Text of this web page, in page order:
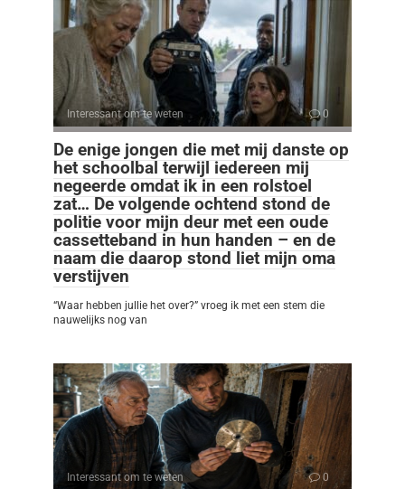
Interessant om te weten 0
De enige jongen die met mij danste op
het schoolbal terwijl iedereen mij
negeerde omdat ik in een rolstoel
zat… De volgende ochtend stond de
politie voor mijn deur met een oude
cassetteband in hun handen – en de
naam die daarop stond liet mijn oma
verstijven
“Waar hebben jullie het over?” vroeg ik met een stem die
nauwelijks nog van
Interessant om te weten 0